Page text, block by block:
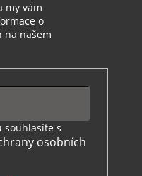
my vám
o
na našem
souhlasíte s
osobních